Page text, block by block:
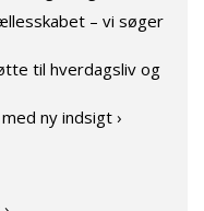
– vi søger
til hverdagsliv og
ny indsigt ›